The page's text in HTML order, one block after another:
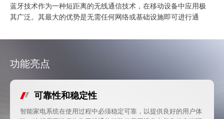
蓝牙技术作为一种短距离的无线通信技术，在移动设备中应用极
其广泛。其最大的优势是无需任何网络或基础设施即可进行通
脑与智能家电。蓝牙通信技术还具有高安全性，在连接建立后，
全。
功能亮点
可靠性和稳定性
智能家电系统在使用过程中必须稳定可靠，以提供良好的用户体